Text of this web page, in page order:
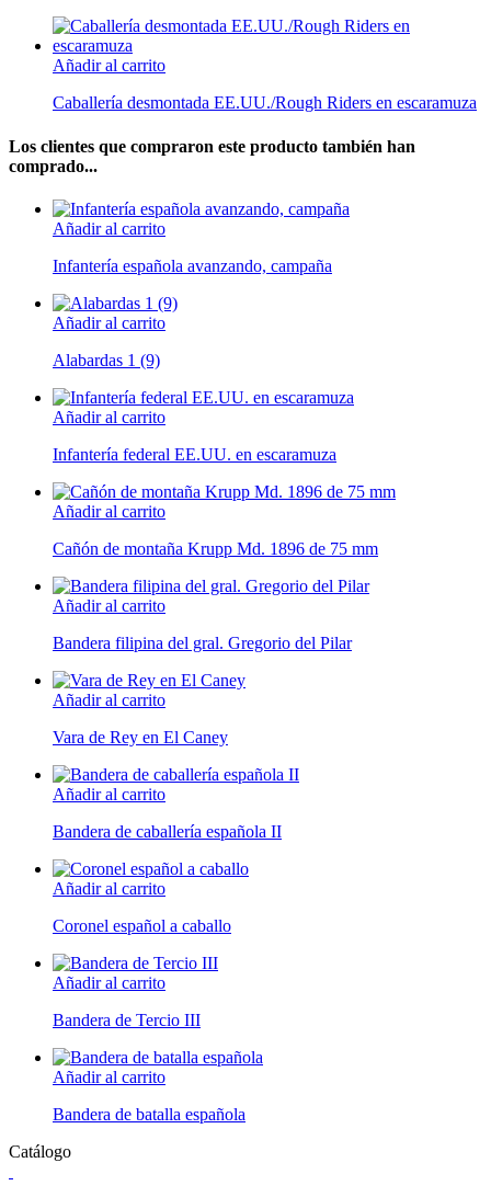
Añadir al carrito
Caballería desmontada EE.UU./Rough Riders en escaramuza
Los clientes que compraron este producto también han
comprado...
Añadir al carrito
Infantería española avanzando, campaña
Añadir al carrito
Alabardas 1 (9)
Añadir al carrito
Infantería federal EE.UU. en escaramuza
Añadir al carrito
Cañón de montaña Krupp Md. 1896 de 75 mm
Añadir al carrito
Bandera filipina del gral. Gregorio del Pilar
Añadir al carrito
Vara de Rey en El Caney
Añadir al carrito
Bandera de caballería española II
Añadir al carrito
Coronel español a caballo
Añadir al carrito
Bandera de Tercio III
Añadir al carrito
Bandera de batalla española
Catálogo